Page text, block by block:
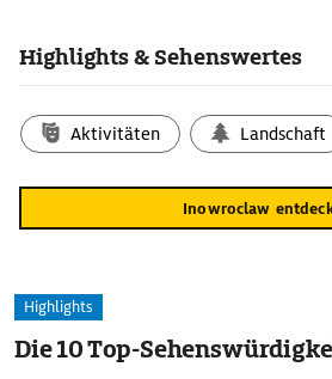
umgestaltet ist das alte Gradiewerk;
Salzwasser hinunterrieselt.
Highlights & Sehenswertes
Aktivitäten Landschaft
Inowroclaw
Highlights
Die 10 Top-